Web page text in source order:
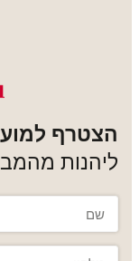
הצטרף
ליהנות